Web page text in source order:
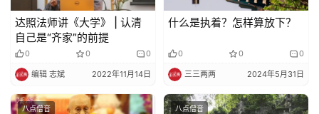
达照法师讲《大学》 | 认清
自己是“齐家”的前提
0 0 0
编辑 志斌 2022年11月14日
什么是执着？怎样算放下？
0 0 0
三三两两 2024年5月31日
八点僧音 八点僧音